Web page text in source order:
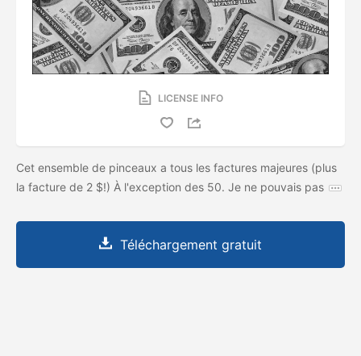
LICENSE INFO
Cet ensemble de pinceaux a tous les factures majeures (plus
la facture de 2 $!) À l'exception des 50. Je ne pouvais pas
Téléchargement gratuit